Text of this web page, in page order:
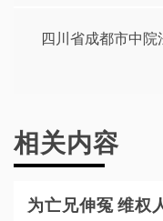
四川省成都市中
相关内容
为亡兄伸冤 维权